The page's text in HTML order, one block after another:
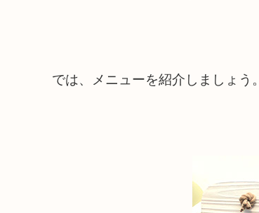
では、メニューを紹介しましょう。